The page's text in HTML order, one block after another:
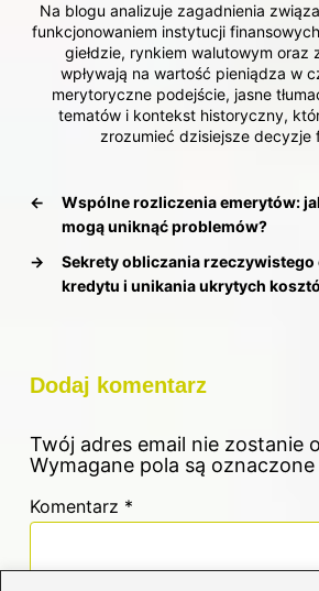
Na blogu analizuje zagadnienia
funkcjonowaniem instytucji
giełdzie, rynkiem walutowym oraz
wpływają na wartość pieniądza w
merytoryczne podejście, jasne
tematów i kontekst historyczny,
zrozumieć dzisiejsze decyzje
←
Wspólne rozliczenia emerytów:
mogą uniknąć problemów?
→
Sekrety obliczania
kredytu i unikania ukrytych
Dodaj komentarz
Twój adres email nie zostanie
Wymagane pola są oznaczone
Komentarz *